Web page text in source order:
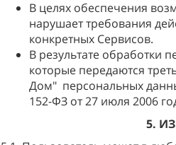
В целях обеспечения
нарушает требования
конкретных Сервисов.
В результате обработки
которые передаются
Дом" персональных
152-ФЗ от 27 июля 2006
5.